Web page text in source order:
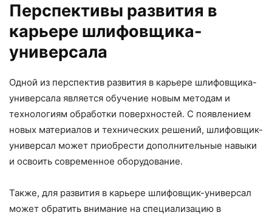
Перспективы развития в
карьере шлифовщика-
универсала
Одной из перспектив развития в карьере шлифовщика-
универсала является обучение новым методам и
технологиям обработки поверхностей. С появлением
новых материалов и технических решений, шлифовщик-
универсал может приобрести дополнительные навыки
и освоить современное оборудование.
Также, для развития в карьере шлифовщик-универсал
может обратить внимание на специализацию в